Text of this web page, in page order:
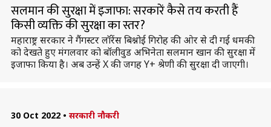
सलमान की सुरक्षा में इजाफा: सरकारें कैसे तय करती हैं
किसी व्यक्ति की सुरक्षा का स्तर?
महाराष्ट्र सरकार ने गैंगस्टर लॉरेंस बिश्नोई गिरोह की ओर से दी गई धमकी
को देखते हुए मंगलवार को बॉलीवुड अभिनेता सलमान खान की सुरक्षा में
इजाफा किया है। अब उन्हें X की जगह Y+ श्रेणी की सुरक्षा दी जाएगी।
30 Oct 2022 • सरकारी नौकरी